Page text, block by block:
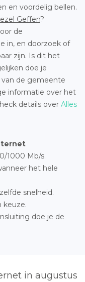
en voordelig bellen.
Geffen?
de
in, en doorzoek of
zijn. Is dit het
doe je
van de gemeente
informatie over het
details over Alles
1000 Mb/s.
het hele
snelheid.
keuze.
doe je de
in augustus